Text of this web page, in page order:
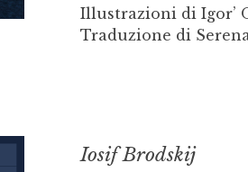
Illustrazioni di Igor’
Traduzione di
Iosif Brodskij